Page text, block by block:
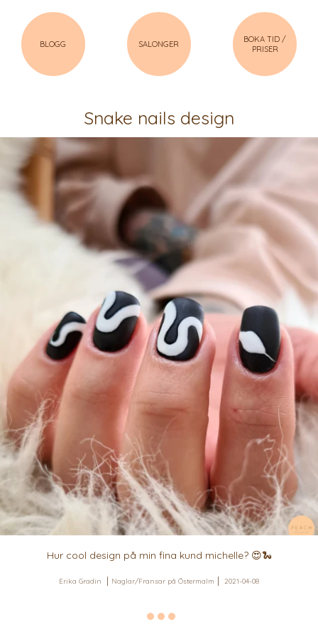
BLOGG SALONGER
BOKA TID /
PRISER
Snake nails design
Hur cool design på min fina kund michelle? 😍🐍
Erika Gradin Naglar/Fransar på Östermalm 2021-04-08